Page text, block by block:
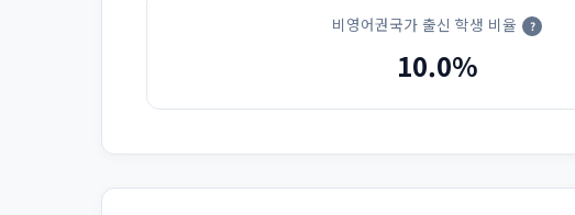
비영어권국가 출신 학생 비율 ?
10.0%